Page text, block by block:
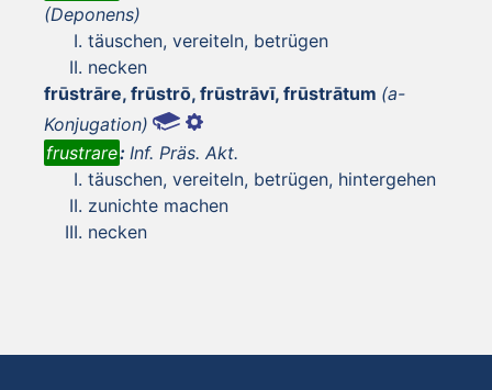
(Deponens)
täuschen, vereiteln, betrügen
necken
frūstrāre, frūstrō, frūstrāvī, frūstrātum (a-
Konjugation)
frustrare: Inf. Präs. Akt.
täuschen, vereiteln, betrügen, hintergehen
zunichte machen
necken